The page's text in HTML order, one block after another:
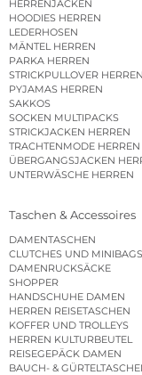
HERRENJACKEN
HOODIES HERREN
LEDERHOSEN
MÄNTEL HERREN
PARKA HERREN
STRICKPULLOVER HERREN
PYJAMAS HERREN
SAKKOS
SOCKEN MULTIPACKS
STRICKJACKEN HERREN
TRACHTENMODE HERREN
ÜBERGANGSJACKEN
UNTERWÄSCHE HERREN
Taschen & Accessoires
DAMENTASCHEN
CLUTCHES UND MINIBAGS
DAMENRUCKSÄCKE
SHOPPER
HANDSCHUHE DAMEN
HERREN REISETASCHEN
KOFFER UND TROLLEYS
HERREN KULTURBEUTEL
REISEGEPÄCK DAMEN
BAUCH- &